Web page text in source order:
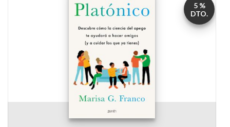
5 %
DTO.